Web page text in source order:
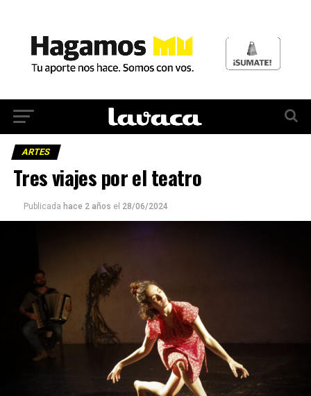
ARTES
Tres viajes por el teatro
Publicada hace 2 años el 28/06/2024